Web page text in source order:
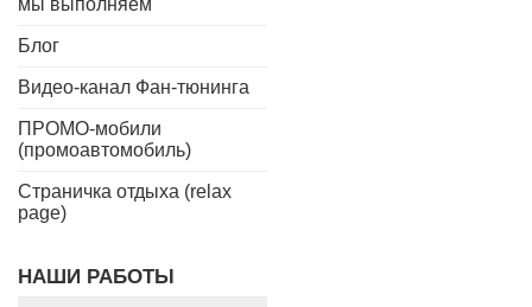
мы выполняем
Блог
Видео-канал Фан-тюнинга
ПРОМО-мобили
(промоавтомобиль)
Страничка отдыха (relax
page)
НАШИ РАБОТЫ